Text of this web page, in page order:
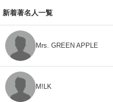
新着著名人一覧
Mrs. GREEN APPLE
M!LK